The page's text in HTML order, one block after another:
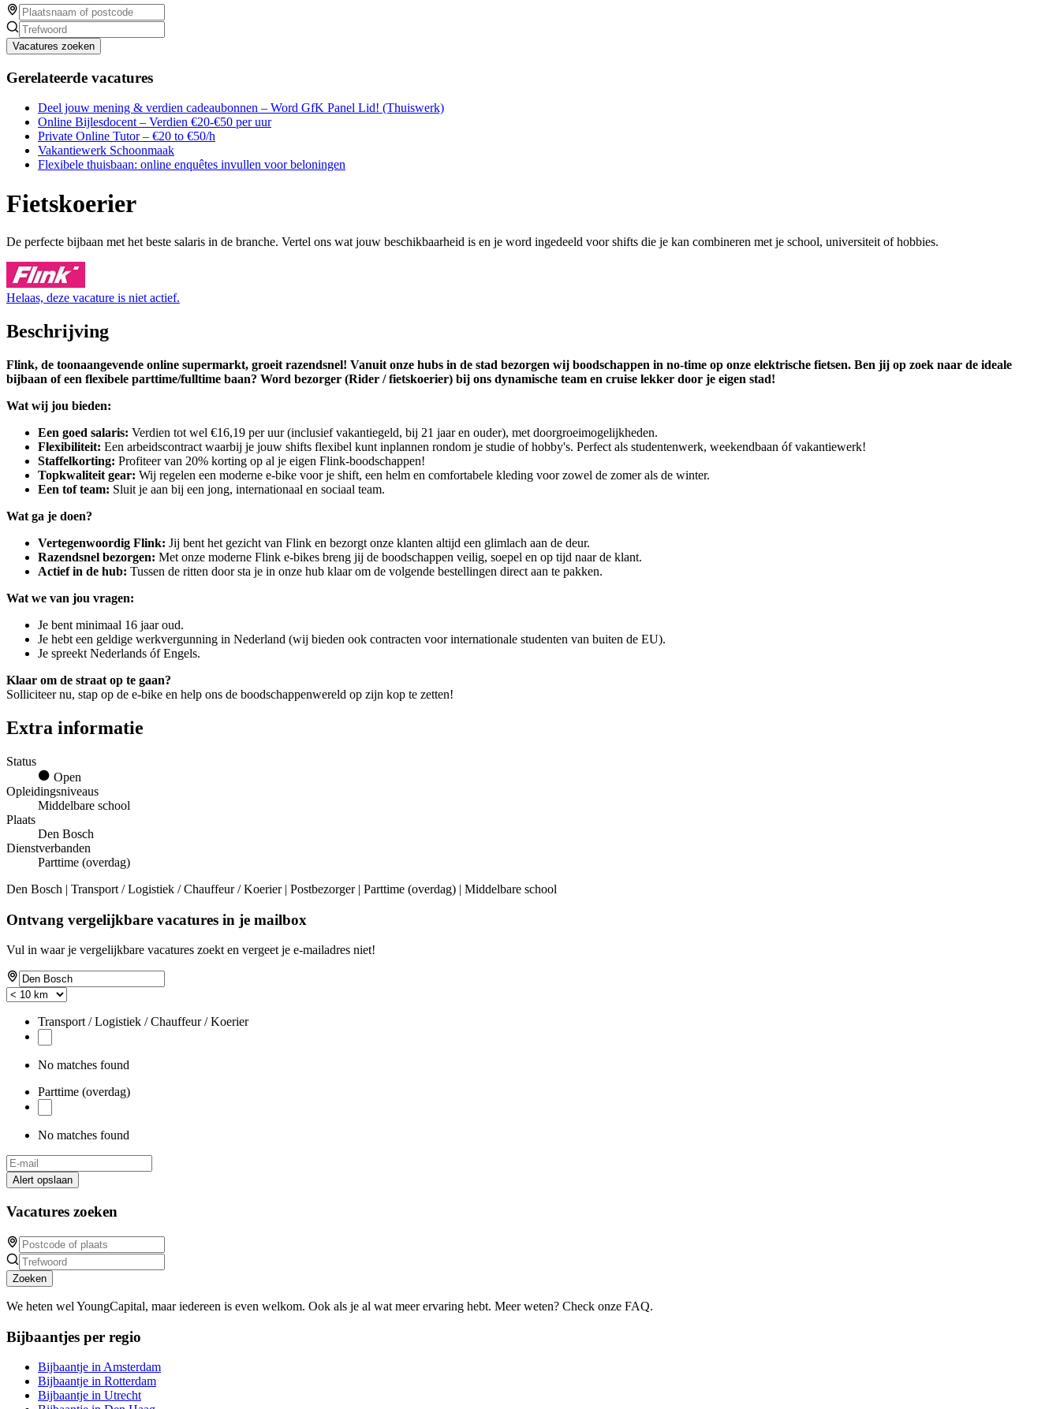
Vacatures zoeken
Gerelateerde vacatures
Deel jouw mening & verdien cadeaubonnen – Word GfK Panel Lid! (Thuiswerk)
Online Bijlesdocent – Verdien €20-€50 per uur
Private Online Tutor – €20 to €50/h
Vakantiewerk Schoonmaak
Flexibele thuisbaan: online enquêtes invullen voor beloningen
Fietskoerier
De perfecte bijbaan met het beste salaris in de branche. Vertel ons wat jouw beschikbaarheid is en je word ingedeeld voor shifts die je kan combineren met je school, universiteit of hobbies.
Helaas, deze vacature is niet actief.
Beschrijving
Flink, de toonaangevende online supermarkt, groeit razendsnel! Vanuit onze hubs in de stad bezorgen wij boodschappen in no-time op onze elektrische fietsen. Ben jij op zoek naar de ideale
bijbaan of een flexibele parttime/fulltime baan? Word bezorger (Rider / fietskoerier) bij ons dynamische team en cruise lekker door je eigen stad!
Wat wij jou bieden:
Een goed salaris: Verdien tot wel €16,19 per uur (inclusief vakantiegeld, bij 21 jaar en ouder), met doorgroeimogelijkheden.
Flexibiliteit: Een arbeidscontract waarbij je jouw shifts flexibel kunt inplannen rondom je studie of hobby's. Perfect als studentenwerk, weekendbaan óf vakantiewerk!
Staffelkorting: Profiteer van 20% korting op al je eigen Flink-boodschappen!
Topkwaliteit gear: Wij regelen een moderne e-bike voor je shift, een helm en comfortabele kleding voor zowel de zomer als de winter.
Een tof team: Sluit je aan bij een jong, internationaal en sociaal team.
Wat ga je doen?
Vertegenwoordig Flink: Jij bent het gezicht van Flink en bezorgt onze klanten altijd een glimlach aan de deur.
Razendsnel bezorgen: Met onze moderne Flink e-bikes breng jij de boodschappen veilig, soepel en op tijd naar de klant.
Actief in de hub: Tussen de ritten door sta je in onze hub klaar om de volgende bestellingen direct aan te pakken.
Wat we van jou vragen:
Je bent minimaal 16 jaar oud.
Je hebt een geldige werkvergunning in Nederland (wij bieden ook contracten voor internationale studenten van buiten de EU).
Je spreekt Nederlands óf Engels.
Klaar om de straat op te gaan?
Solliciteer nu, stap op de e-bike en help ons de boodschappenwereld op zijn kop te zetten!
Extra informatie
Status
Open
Opleidingsniveaus
Middelbare school
Plaats
Den Bosch
Dienstverbanden
Parttime (overdag)
Den Bosch | Transport / Logistiek / Chauffeur / Koerier | Postbezorger | Parttime (overdag) | Middelbare school
Ontvang vergelijkbare vacatures in je mailbox
Vul in waar je vergelijkbare vacatures zoekt en vergeet je e-mailadres niet!
Transport / Logistiek / Chauffeur / Koerier
No matches found
Parttime (overdag)
No matches found
Alert opslaan
Vacatures zoeken
Zoeken
We heten wel YoungCapital, maar iedereen is even welkom. Ook als je al wat meer ervaring hebt. Meer weten? Check onze FAQ.
Bijbaantjes per regio
Bijbaantje in Amsterdam
Bijbaantje in Rotterdam
Bijbaantje in Utrecht